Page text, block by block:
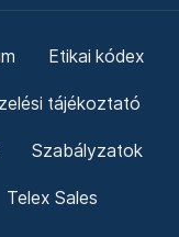
Etikai kódex
tájékoztató
Szabályzatok
Telex Sales